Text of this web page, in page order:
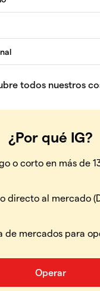
¿Por qué IG?
o corto en más de
directo al mercado
de mercados para